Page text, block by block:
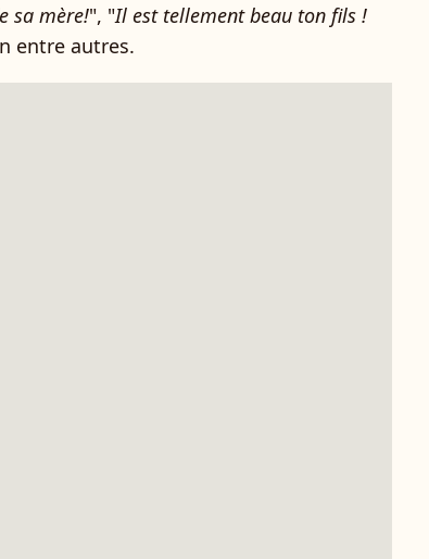
sa mère!", "Il est tellement beau ton fils !
entre autres.